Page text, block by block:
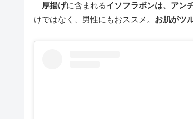
厚揚げに含まれるイソフラボンは、アン
けではなく、男性にもおススメ。 お肌がツ